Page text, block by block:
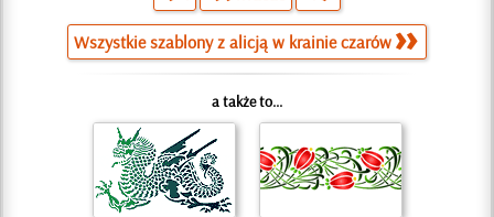
Wszystkie szablony z alicją w krainie czarów
a także to...